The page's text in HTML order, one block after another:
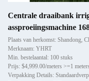
Centrale draaibank
assproeiingsmachine
Plaats van herkomst: Shandong,
Merknaam: YHRT
Min. bestelaantal: 100 stuks
Prijs: $4,999.00/meters >=1
Verpakking Details: